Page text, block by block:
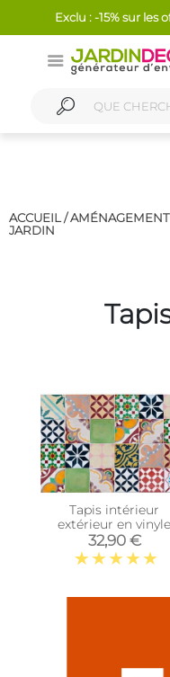
Exclu : -15% sur les
ACCUEIL /
JARDIN
Tapis intérieur
extérieur en vinyle
mosaique (90 x 60
32,90 €